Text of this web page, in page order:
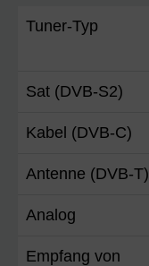
Tuner-Typ
Sat (DVB-S2)
Kabel (DVB-C)
Antenne (DVB-T)
Analog
Empfang von